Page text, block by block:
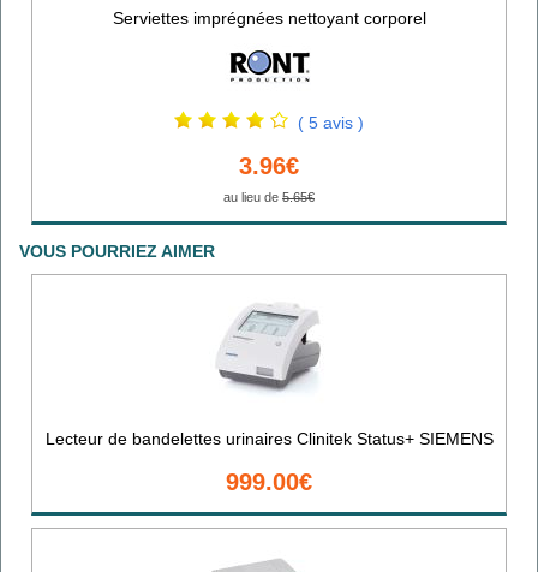
Serviettes imprégnées nettoyant corporel
( 5 avis )
3.96€
au lieu de 5.65€
VOUS POURRIEZ AIMER
Lecteur de bandelettes urinaires Clinitek Status+ SIEMENS
999.00€